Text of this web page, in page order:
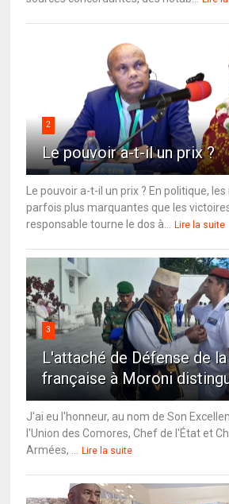
2
Le pouvoir a-t-il un prix ?
Le pouvoir a-t-il un prix ? En politique,
parfois plus marquantes que les
responsable tourne le dos à...
Lire la suite
3
L'attaché de Défense de
française à Moroni
J'ai eu l'honneur, au nom de Son
l'Union des Comores, Chef de l'État et
Armées, ...
Lire la suite